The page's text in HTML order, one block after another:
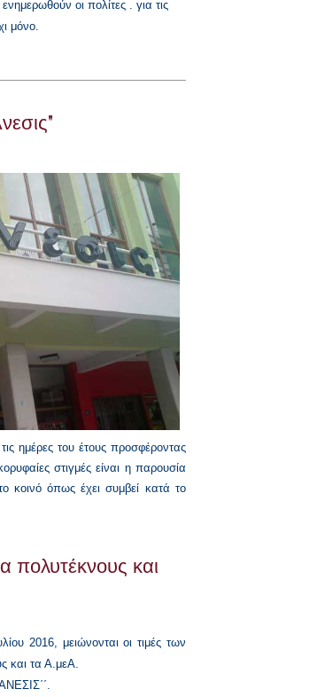
οι πολίτες . για τις
μόνο.
ημέρες του έτους προσφέροντας
στιγμές είναι η παρουσία
κοινό όπως έχει συμβεί κατά το
πολυτέκνους και
2016, μειώνονται οι τιμές των
και τα Α.μεΑ.